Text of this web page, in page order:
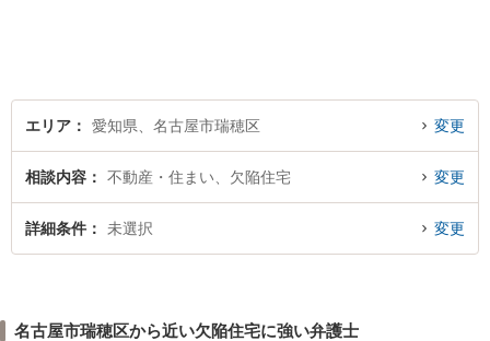
エリア 愛知県、名古屋市瑞穂区 変更
相談内容 不動産・住まい、欠陥住宅 変更
詳細条件 未選択 変更
名古屋市瑞穂区から近い欠陥住宅に強い弁護士